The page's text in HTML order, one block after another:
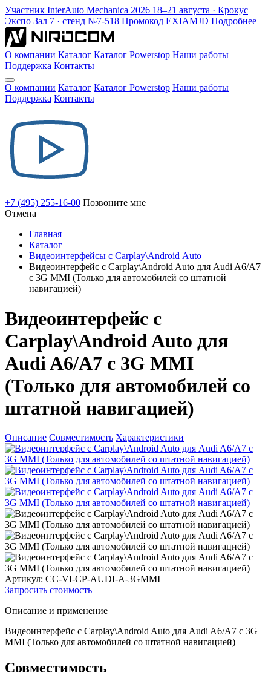
Участник InterAuto Mechanica 2026 18–21 августа · Крокус
Экспо Зал 7 · стенд №7-518 Промокод EXIAMJD Подробнее
О компании Каталог Каталог Powerstop Наши работы
Поддержка Контакты
О компании Каталог Каталог Powerstop Наши работы
Поддержка Контакты
+7 (495) 255-16-00 Позвоните мне
Отмена
Главная
Каталог
Видеоинтерфейсы с Carplay\Android Auto
Видеоинтерфейс с Carplay\Android Auto для Audi A6/A7
c 3G MMI (Только для автомобилей со штатной
навигацией)
Видеоинтерфейс с
Carplay\Android Auto для
Audi A6/A7 c 3G MMI
(Только для автомобилей со
штатной навигацией)
Описание Совместимость Характеристики
Артикул: CC-VI-CP-AUDI-A-3GMMI
Запросить стоимость
Описание и применение
Видеоинтерфейс с Carplay\Android Auto для Audi A6/A7 c 3G
MMI (Только для автомобилей со штатной навигацией)
Совместимость